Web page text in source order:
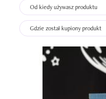
Od kiedy używasz produktu
Gdzie został kupiony produkt